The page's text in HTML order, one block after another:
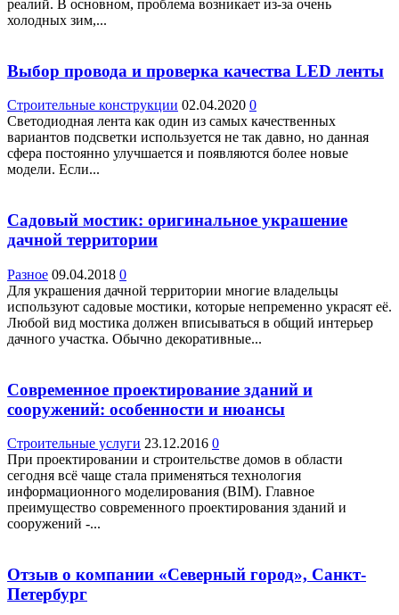
реалий. В основном, проблема возникает из-за очень
холодных зим,...
Выбор провода и проверка качества LED ленты
Строительные конструкции 02.04.2020 0
Светодиодная лента как один из самых качественных
вариантов подсветки используется не так давно, но данная
сфера постоянно улучшается и появляются более новые
модели. Если...
Садовый мостик: оригинальное украшение
дачной территории
Разное 09.04.2018 0
Для украшения дачной территории многие владельцы
используют садовые мостики, которые непременно украсят её.
Любой вид мостика должен вписываться в общий интерьер
дачного участка. Обычно декоративные...
Современное проектирование зданий и
сооружений: особенности и нюансы
Строительные услуги 23.12.2016 0
При проектировании и строительстве домов в области
сегодня всё чаще стала применяться технология
информационного моделирования (BIM). Главное
преимущество современного проектирования зданий и
сооружений -...
Отзыв о компании «Северный город», Санкт-
Петербург